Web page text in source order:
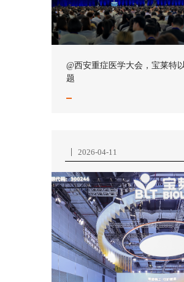
@西安重症医学大会，宝莱特
题
2026-04-11